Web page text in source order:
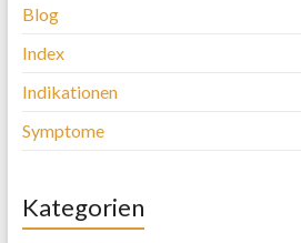
Blog
Index
Indikationen
Symptome
Kategorien